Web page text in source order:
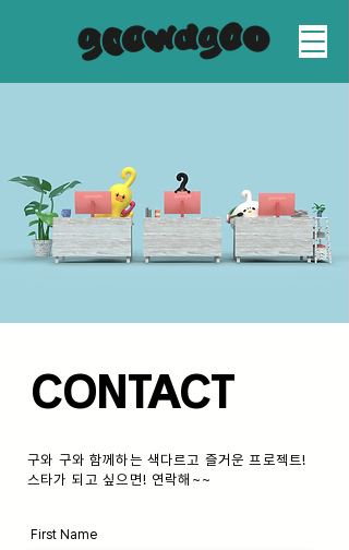
CONTACT
구와 구와 함께하는 색다르고 즐거운 프로젝트!
스타가 되고 싶으면! 연락해~~
First Name